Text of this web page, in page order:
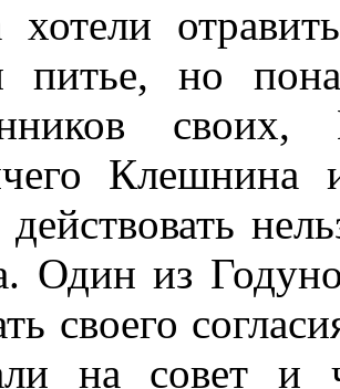
хотели
но
действовать
Один из
своего
на совет и